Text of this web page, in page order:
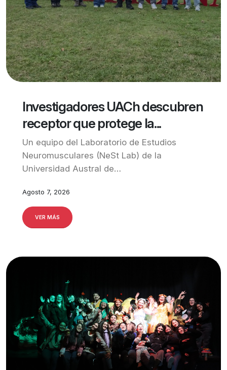
Investigadores UACh descubren
receptor que protege la...
Un equipo del Laboratorio de Estudios
Neuromusculares (NeSt Lab) de la
Universidad Austral de…
Agosto 7, 2026
VER MÁS